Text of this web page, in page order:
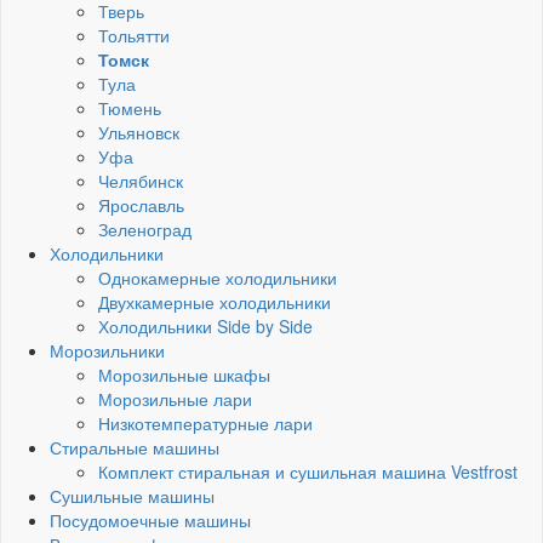
Тверь
Тольятти
Томск
Тула
Тюмень
Ульяновск
Уфа
Челябинск
Ярославль
Зеленоград
Холодильники
Однокамерные холодильники
Двухкамерные холодильники
Холодильники Side by Side
Морозильники
Морозильные шкафы
Морозильные лари
Низкотемпературные лари
Стиральные машины
Комплект стиральная и сушильная машина Vestfrost
Сушильные машины
Посудомоечные машины